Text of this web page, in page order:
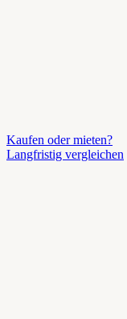
Kaufen oder mieten?
Langfristig vergleichen